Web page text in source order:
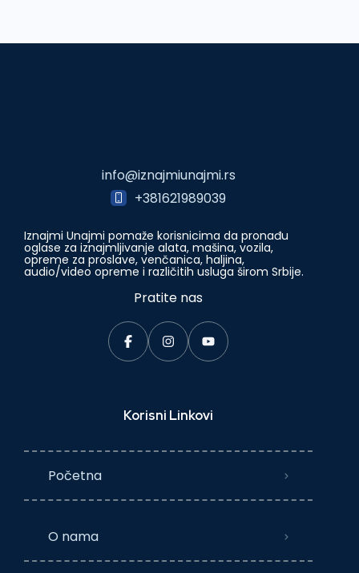
info@iznajmiunajmi.rs
+381621989039
Iznajmi Unajmi pomaže korisnicima da pronađu
oglase za iznajmljivanje alata, mašina, vozila,
opreme za proslave, venčanica, haljina,
audio/video opreme i različitih usluga širom Srbije.
Pratite nas
Korisni Linkovi
Početna
O nama